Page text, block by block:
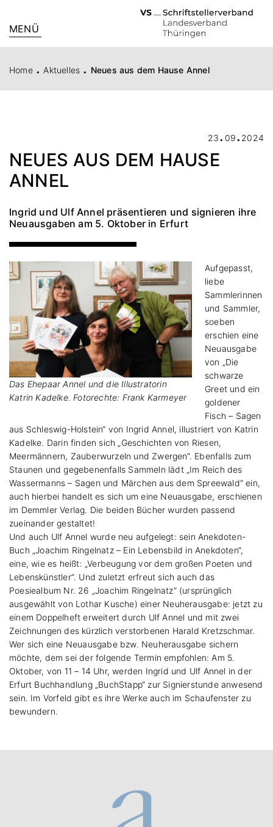
MENÜ
Home . Aktuelles . Neues aus dem Hause Annel
23. 09. 2024
NEUES AUS DEM HAUSE
ANNEL
Ingrid und Ulf Annel präsentieren und signieren ihre
Neuausgaben am 5. Oktober in Erfurt
Das Ehepaar Annel und die Illustratorin
Katrin Kadelke. Fotorechte: Frank Karmeyer
Aufgepasst,
liebe
Sammlerinnen
und Sammler,
soeben
erschien eine
Neuausgabe
von „Die
schwarze
Greet und ein
goldener
Fisch – Sagen
aus Schleswig-Holstein“ von Ingrid Annel, illustriert von Katrin
Kadelke. Darin finden sich „Geschichten von Riesen,
Meermännern, Zauberwurzeln und Zwergen“. Ebenfalls zum
Staunen und gegebenenfalls Sammeln lädt „Im Reich des
Wassermanns – Sagen und Märchen aus dem Spreewald“ ein,
auch hierbei handelt es sich um eine Neuausgabe, erschienen
im Demmler Verlag. Die beiden Bücher wurden passend
zueinander gestaltet!
Und auch Ulf Annel wurde neu aufgelegt: sein Anekdoten-
Buch „Joachim Ringelnatz – Ein Lebensbild in Anekdoten“,
eine, wie es heißt: „Verbeugung vor dem großen Poeten und
Lebenskünstler“. Und zuletzt erfreut sich auch das
Poesiealbum Nr. 26 „Joachim Ringelnatz“ (ursprünglich
ausgewählt von Lothar Kusche) einer Neuherausgabe: jetzt zu
einem Doppelheft erweitert durch Ulf Annel und mit zwei
Zeichnungen des kürzlich verstorbenen Harald Kretzschmar.
Wer sich eine Neuausgabe bzw. Neuherausgabe sichern
möchte, dem sei der folgende Termin empfohlen: Am 5.
Oktober, von 11 – 14 Uhr, werden Ingrid und Ulf Annel in der
Erfurt Buchhandlung „BuchStapp“ zur Signierstunde anwesend
sein. Im Vorfeld gibt es ihre Werke auch im Schaufenster zu
bewundern.